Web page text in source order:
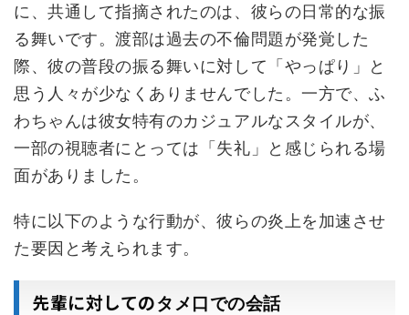
に、共通して指摘されたのは、彼らの日常的な振
る舞いです。渡部は過去の不倫問題が発覚した
際、彼の普段の振る舞いに対して「やっぱり」と
思う人々が少なくありませんでした。一方で、ふ
わちゃんは彼女特有のカジュアルなスタイルが、
一部の視聴者にとっては「失礼」と感じられる場
面がありました。
特に以下のような行動が、彼らの炎上を加速させ
た要因と考えられます。
先輩に対してのタメ口での会話